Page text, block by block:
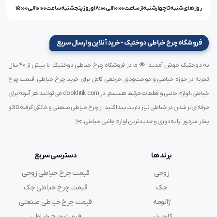
میز مکش قایقی سیلتر 110 دارای سطح کار وسیعی است که
پالتوهای بزرگ را فراهم می‌کند. سطح این میز از جنس مقاوم و
مقاومت بالایی دارد.
کاربردهای میز مکش قایقی سیلتر 110 در صنعت
خیاطی
بهبود کیفیت اتوکشی در تولید انبوه
در کارخانه‌های تولید پوشاک، استفاده ازمیز مکش قایقی
می‌تواند کیفیت نهایی محصولات را به طور قابل
توجهی افزایش دهد. این
میز اتوکشی حرفه‌ای
با حذف
روز های شنبه تا چهارشنبه از ساعت 10:00 الی 18:00 و روز پنجشنبه ساعت 10:00 الی 15:00
فروشگاه چرخ خیاطی دوختیک - خرید آنلاین و ارسال سریع
به دوختیک خوش آمدید! 🌟 ما در فروشگاه چرخ خیاطی دوختیک، با بیش از ۴۰ سال
تجربه در حوزه خیاطی و دوخت‌ودوز، مرجعی کامل برای خرید چرخ خیاطی، قیمت چرخ
خیاطی، لوازم جانبی و قطعات مرتبط هستیم. در dookhtik.com می‌توانید هر آنچه برای
حرفه‌ای‌تر شدن در خیاطی نیاز دارید، پیدا کنید؛ از چرخ خیاطی صنعتی و خانگی گرفته تا اتو
بخار، سردوز، پایه‌دوزی و جدیدترین لوازم جانبی خیاطی. ✂️
برند ها
زوجی
جک
ژانومه
دسترسی سریع
قیمت چرخ خیاطی زوجی
قیمت چرخ خیاطی جک
قیمت چرخ خیاطی صنعتی